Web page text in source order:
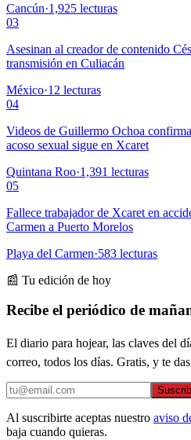
Cancún·1,925 lecturas
03
Asesinan al creador de contenido
transmisión en Culiacán
México·12 lecturas
04
Videos de Guillermo Ochoa
acoso sexual sigue en Xcaret
Quintana Roo·1,391 lecturas
05
Fallece trabajador de Xcaret en
Carmen a Puerto Morelos
Playa del Carmen·583 lecturas
📰 Tu edición de hoy
Recibe el periódico de
El diario para hojear, las claves del
correo, todos los días. Gratis, y te
Al suscribirte aceptas nuestro aviso
baja cuando quieras.